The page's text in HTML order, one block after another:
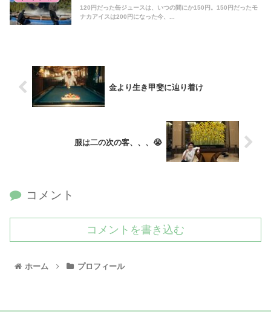
120円だった缶ジュースは、いつの間にか150円。150円だったモ
ナカアイスは200円になった今、...
金より生き甲斐に辿り着け
服は二の次の客、、、😭
コメント
コメントを書き込む
ホーム プロフィール